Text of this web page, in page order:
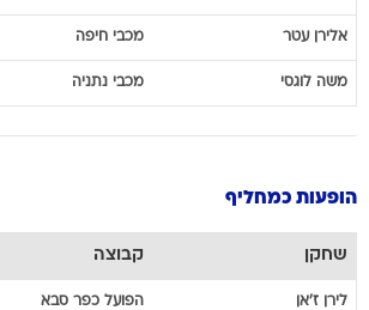
אלירן עטר מכבי חיפה
משה לוגסי מכבי נתניה
הופעות כמחליף
שחקן קבוצה
לירן ז'אן הפועל כפר סבא